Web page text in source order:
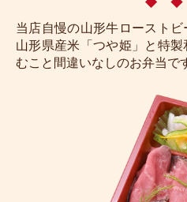
当店自慢の山形牛ロースト
山形県産米「つや姫」と特
むこと間違いなしのお弁当で